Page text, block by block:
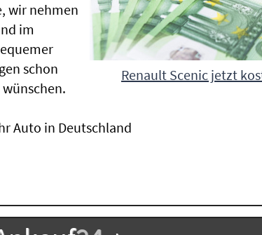
Renault Scenic jetzt
wir nehmen
im
schon
Auto in Deutschland